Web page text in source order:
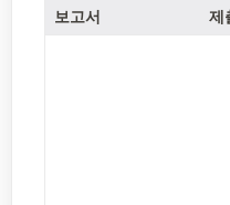
보고서 제